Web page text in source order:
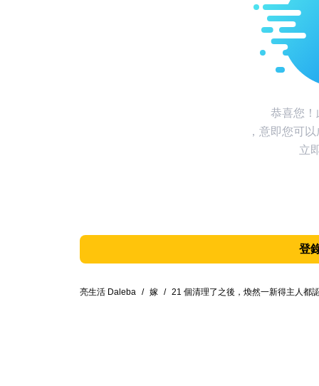
恭喜您！
，意即您可
立
登
亮生活 Daleba / 嫁 / 21 個清理了之後，煥然一新得主人都